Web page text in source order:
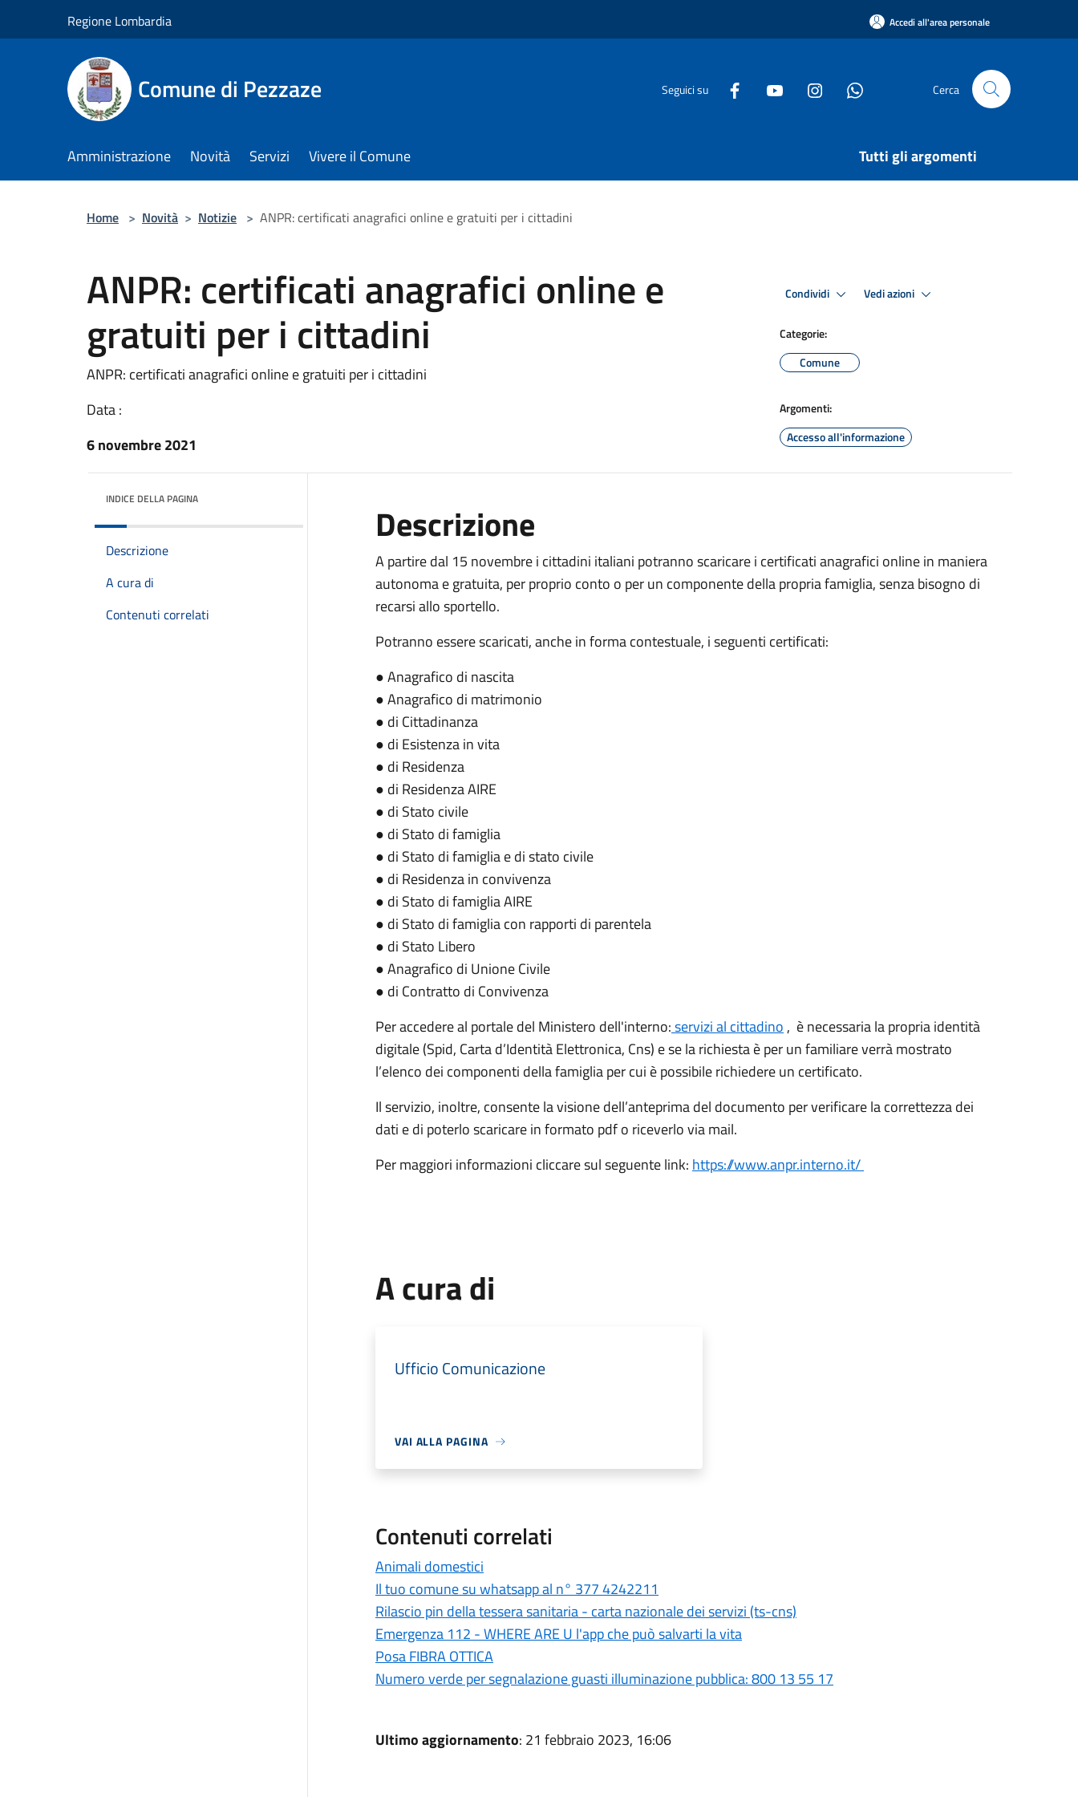
Regione Lombardia Accedi all'area personale
Comune di Pezzaze Seguici su Cerca
Amministrazione Novità Servizi Vivere il Comune Tutti gli argomenti
Home > Novità > Notizie > ANPR: certificati anagrafici online e gratuiti per i cittadini
ANPR: certificati anagrafici online e
gratuiti per i cittadini
ANPR: certificati anagrafici online e gratuiti per i cittadini
Data :
6 novembre 2021
Condividi Vedi azioni
Categorie:
Comune
Argomenti:
Accesso all'informazione
INDICE DELLA PAGINA
Descrizione
A cura di
Contenuti correlati
Descrizione
A partire dal 15 novembre i cittadini italiani potranno scaricare i certificati anagrafici online in maniera
autonoma e gratuita, per proprio conto o per un componente della propria famiglia, senza bisogno di
recarsi allo sportello.
Potranno essere scaricati, anche in forma contestuale, i seguenti certificati:
● Anagrafico di nascita
● Anagrafico di matrimonio
● di Cittadinanza
● di Esistenza in vita
● di Residenza
● di Residenza AIRE
● di Stato civile
● di Stato di famiglia
● di Stato di famiglia e di stato civile
● di Residenza in convivenza
● di Stato di famiglia AIRE
● di Stato di famiglia con rapporti di parentela
● di Stato Libero
● Anagrafico di Unione Civile
● di Contratto di Convivenza
Per accedere al portale del Ministero dell'interno:servizi al cittadino , è necessaria la propria identità
digitale (Spid, Carta d’Identità Elettronica, Cns) e se la richiesta è per un familiare verrà mostrato
l’elenco dei componenti della famiglia per cui è possibile richiedere un certificato.
Il servizio, inoltre, consente la visione dell’anteprima del documento per verificare la correttezza dei
dati e di poterlo scaricare in formato pdf o riceverlo via mail.
Per maggiori informazioni cliccare sul seguente link: https://www.anpr.interno.it/
A cura di
Ufficio Comunicazione
VAI ALLA PAGINA
Contenuti correlati
Animali domestici
Il tuo comune su whatsapp al n° 377 4242211
Rilascio pin della tessera sanitaria - carta nazionale dei servizi (ts-cns)
Emergenza 112 - WHERE ARE U l'app che può salvarti la vita
Posa FIBRA OTTICA
Numero verde per segnalazione guasti illuminazione pubblica: 800 13 55 17
Ultimo aggiornamento: 21 febbraio 2023, 16:06